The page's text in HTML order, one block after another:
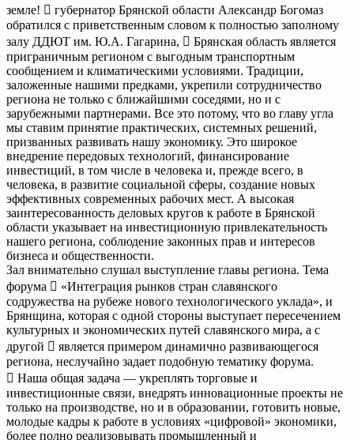
земле!  губернатор Брянской области Александр Богомаз
обратился с приветственным словом к полностью заполному
залу ДДЮТ им. Ю.А. Гагарина,  Брянская область является
приграничным регионом с выгодным транспортным
сообщением и климатическими условиями. Традиции,
заложенные нашими предками, укрепили сотрудничество
региона не только с ближайшими соседями, но и с
зарубежными партнерами. Все это потому, что во главу угла
мы ставим принятие практических, системных решений,
призванных развивать нашу экономику. Это широкое
внедрение передовых технологий, финансирование
инвестиций, в том числе в человека и, прежде всего, в
человека, в развитие социальной сферы, создание новых
эффективных современных рабочих мест. А высокая
заинтересованность деловых кругов к работе в Брянской
области указывает на инвестиционную привлекательность
нашего региона, соблюдение законных прав и интересов
бизнеса и общественности.
Зал внимательно слушал выступление главы региона. Тема
форума  «Интеграция рынков стран славянского
содружества на рубеже нового технологического уклада», и
Брянщина, которая с одной стороны выступает пересечением
культурных и экономических путей славянского мира, а с
другой  является примером динамично развивающегося
региона, неслучайно задает подобную тематику форума.
 Наша общая задача — укреплять торговые и
инвестиционные связи, внедрять инновационные проекты не
только на производстве, но и в образовании, готовить новые,
молодые кадры к работе в условиях «цифровой» экономики,
более полно реализовывать промышленный и